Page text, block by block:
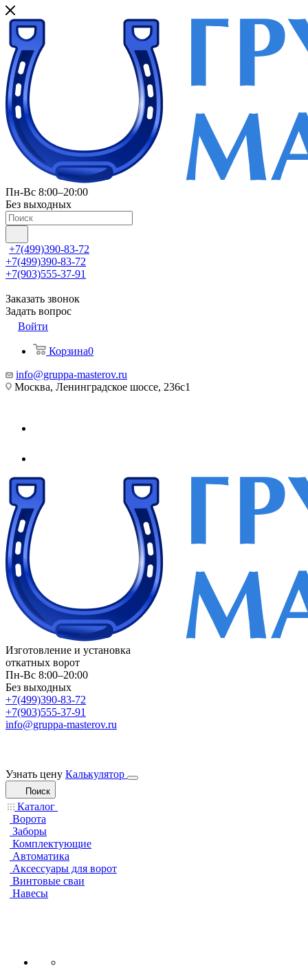
Пн-Вс 8:00–20:00
Без выходных
+7(499)390-83-72
+7(499)390-83-72
+7(903)555-37-91
Заказать звонок
Задать вопрос
Войти
Корзина0
info@gruppa-masterov.ru
Москва, Ленинградское шоссе, 236с1
Изготовление и установка
откатных ворот
Пн-Вс 8:00–20:00
Без выходных
+7(499)390-83-72
+7(903)555-37-91
info@gruppa-masterov.ru
Узнать цену Калькулятор
Поиск
Каталог
Ворота
Заборы
Комплектующие
Автоматика
Аксессуары для ворот
Винтовые сваи
Навесы